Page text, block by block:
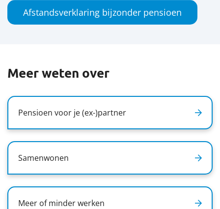
Afstandsverklaring bijzonder pensioen
Meer weten over
Pensioen voor je (ex-)partner
Samenwonen
Meer of minder werken